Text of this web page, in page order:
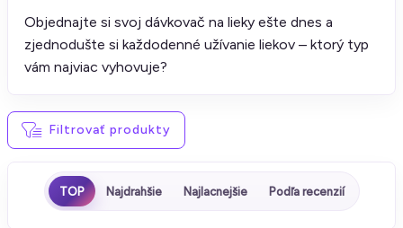
Objednajte si svoj dávkovač na lieky ešte dnes a
zjednodušte si každodenné užívanie liekov – ktorý typ
vám najviac vyhovuje?
Filtrovať produkty
TOP Najdrahšie Najlacnejšie Podľa recenzií